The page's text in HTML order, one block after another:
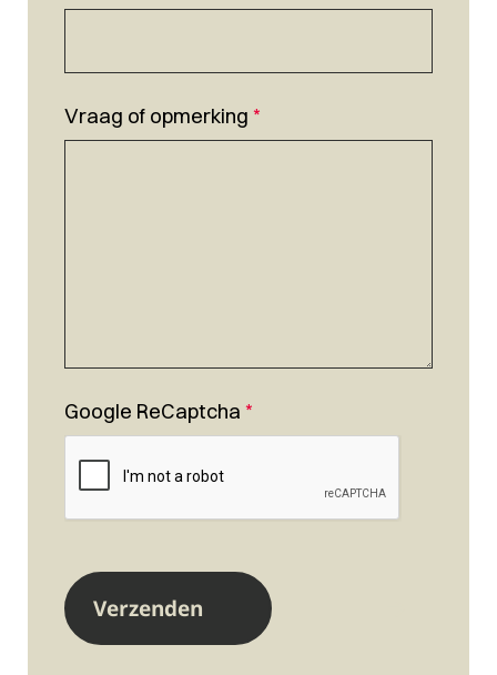
Vraag of opmerking *
Google ReCaptcha *